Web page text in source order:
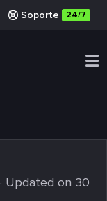
Soporte 24/7
· Updated on 30